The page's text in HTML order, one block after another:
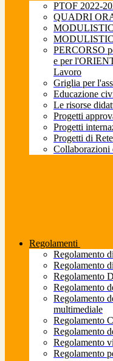
PTOF 2022-
QUADRI
PERCORSO
e per
Lavoro
Griglia per
Educazione
Le risorse
Progetti
Progetti
Progetti di Rete
Regolamenti
Regolamento
Regolamento
Regolamento
Regolamento
Regolamento
multimediale
Regolamento
Regolamento
Regolamento
Regolamento